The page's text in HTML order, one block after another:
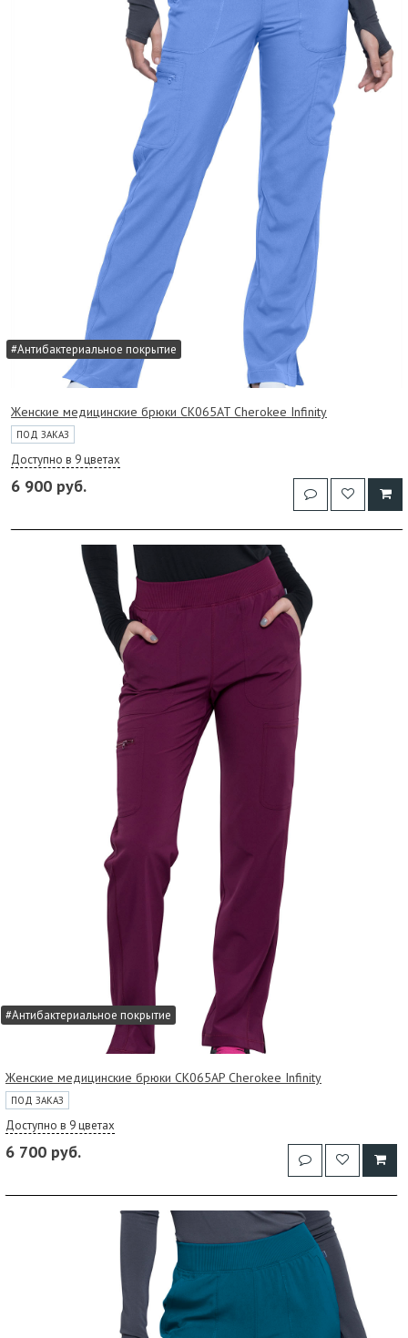
#Антибактериальное покрытие
Женские медицинские брюки CK065AT Cherokee Infinity
ПОД ЗАКАЗ
Доступно в 9 цветах
6 900 руб.
#Антибактериальное покрытие
Женские медицинские брюки CK065AP Cherokee Infinity
ПОД ЗАКАЗ
Доступно в 9 цветах
6 700 руб.